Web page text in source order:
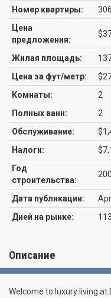
Номер квартиры:
Цена
предложения:
Жилая площадь:
Цена за фут/метр:
Комнаты:
2
Полных ванн:
2
Обслуживание:
Налоги:
Год
строительства:
Дата публикации:
Дней на рынке:
113
Описание
Welcome to luxury living at